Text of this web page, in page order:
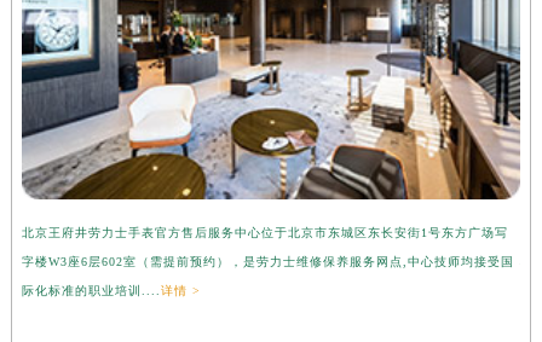
北京王府井劳力士手表官方售后服务中心位于北京市东城区东长安街1号东方广场写
字楼W3座6层602室（需提前预约），是劳力士维修保养服务网点,中心技师均接受国
际化标准的职业培训.... 详情 >